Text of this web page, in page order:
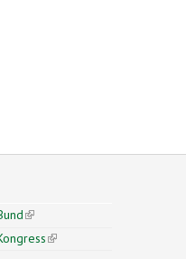
(link is external)
(link is external)